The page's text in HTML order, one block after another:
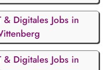
& Digitales Jobs in
& Digitales Jobs in